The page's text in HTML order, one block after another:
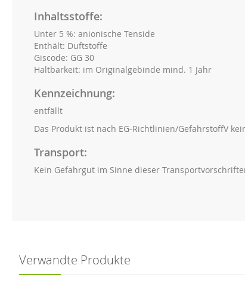
Inhaltsstoffe:
Unter 5 %: anionische Tenside
Enthält: Duftstoffe
Giscode: GG 30
Haltbarkeit: im Originalgebinde mind. 1 Jahr
Kennzeichnung:
entfällt
Das Produkt ist nach EG-Richtlinien/GefahrstoffV
Transport:
Kein Gefahrgut im Sinne dieser
Verwandte Produkte